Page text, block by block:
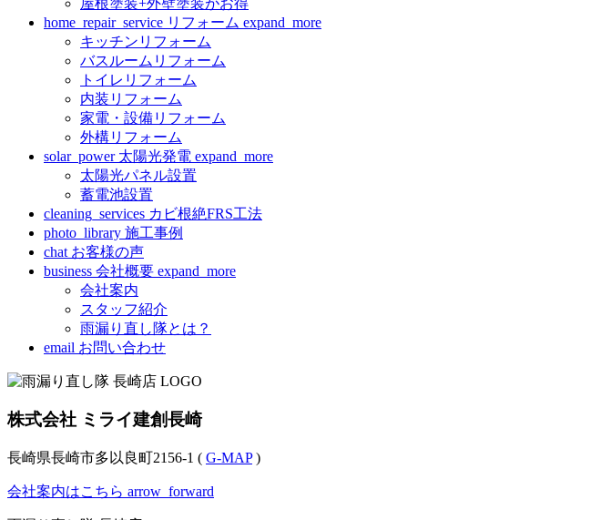
home_repair_service リフォーム expand_more
キッチンリフォーム
バスルームリフォーム
トイレリフォーム
内装リフォーム
家電・設備リフォーム
外構リフォーム
solar_power 太陽光発電 expand_more
太陽光パネル設置
蓄電池設置
cleaning_services カビ根絶FRS工法
photo_library 施工事例
chat お客様の声
business 会社概要 expand_more
会社案内
スタッフ紹介
雨漏り直し隊とは？
email お問い合わせ
株式会社 ミライ建創長崎
長崎県長崎市多以良町2156-1 ( G-MAP)
会社案内はこちら arrow_forward